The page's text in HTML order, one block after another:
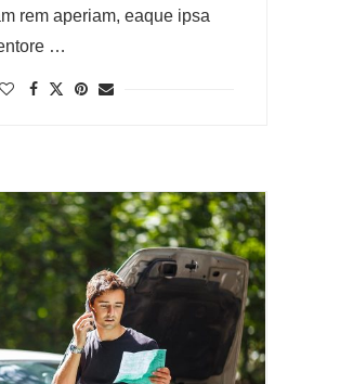
rem aperiam, eaque ipsa
…